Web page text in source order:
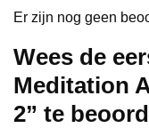
Er zijn nog geen
Wees de
Meditation
2” te